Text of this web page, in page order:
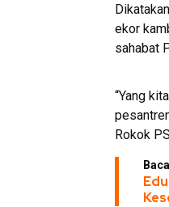
ekor
sahabat
“Yang
Rokok